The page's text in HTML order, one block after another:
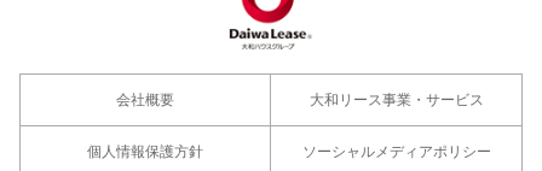
会社概要 大和リース事業・サービス
個人情報保護方針 ソーシャルメディアポリシー